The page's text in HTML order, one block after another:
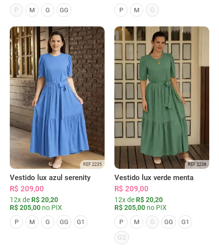
P
M G GG P M G
REF 2235
Vestido lux azul serenity
R$ 209,00
12x de R$ 20,20
R$ 205,00 no PIX
P M G GG G1
REF 2236
Vestido lux verde menta
R$ 209,00
12x de R$ 20,20
R$ 205,00 no PIX
P M G GG G1
G2